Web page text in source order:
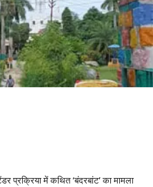
प्रक्रिया में कथित ‘बंदरबांट’ का मामला